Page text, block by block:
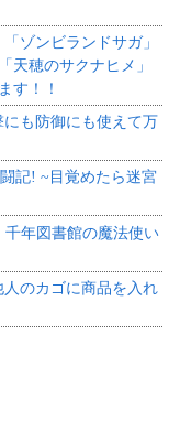
ゾンビランドサガ」
天穂のサクナヒメ」
す！！
も防御にも使えて万
記! ~目覚めたら迷宮
千年図書館の魔法使い
のカゴに商品を入れ